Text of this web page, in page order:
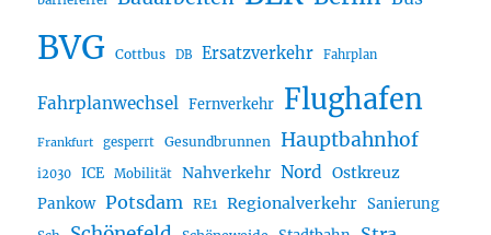
BVG Cottbus DB Ersatzverkehr Fahrplan
Fahrplanwechsel Fernverkehr Flughafen
Frankfurt gesperrt Gesundbrunnen Hauptbahnhof
i2030 ICE Mobilität Nahverkehr Nord Ostkreuz
Pankow Potsdam RE1 Regionalverkehr Sanierung